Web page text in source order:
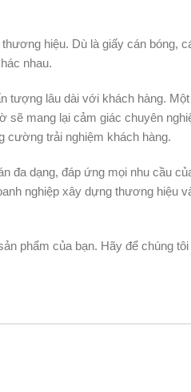
hiệu. Dù là giấy cán bóng,
nhau.
tượng lâu dài với khách hàng.
sẽ mang lại cảm giác chuyên
cường trải nghiệm khách hàng.
đa dạng, đáp ứng mọi nhu cầu
nghiệp xây dựng thương hiệu
phẩm của bạn. Hãy để chúng tôi